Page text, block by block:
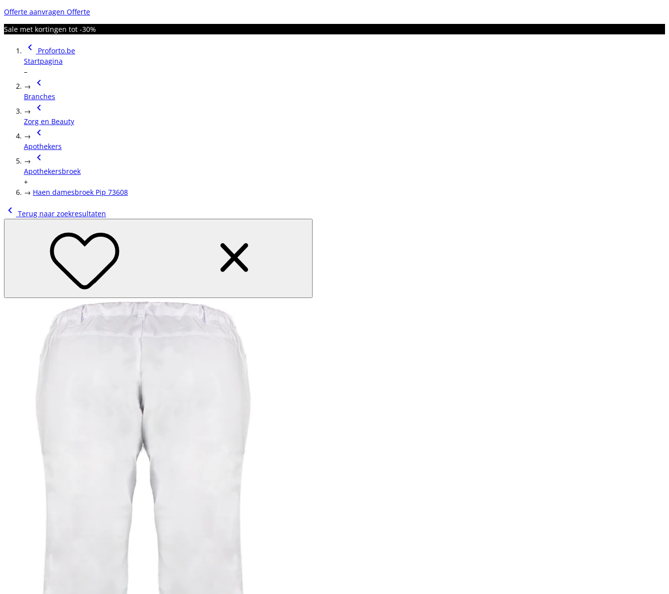
Offerte aanvragen Offerte
Sale met kortingen tot -30%
Proforto.be
Startpagina
–
→
Branches
→
Zorg en Beauty
→
Apothekers
→
Apothekersbroek
+
→ Haen damesbroek Pip 73608
Terug naar zoekresultaten